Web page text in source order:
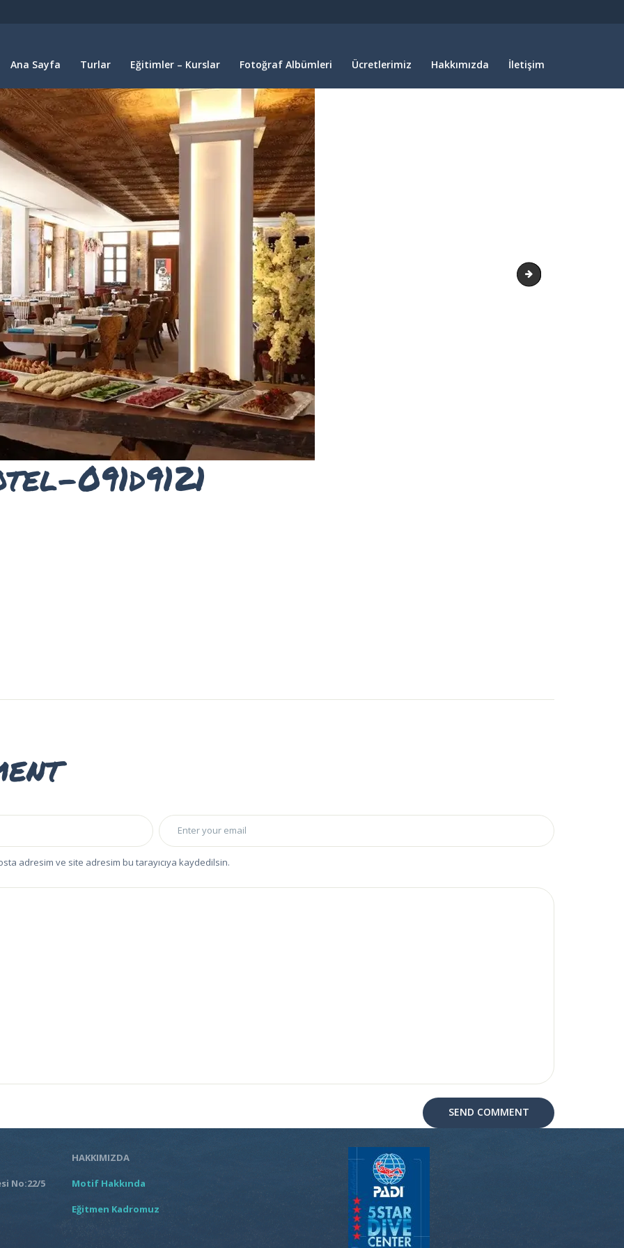
Ana Sayfa Turlar Eğitimler – Kurslar Fotoğraf Albümleri Ücretlerimiz Hakkımızda İletişim
orchis-butik-otel-
091d9121
adresim ve site adresim bu tarayıcıya kaydedilsin.
No:22/5
HAKKIMIZDA
Motif Hakkında
Eğitmen Kadromuz